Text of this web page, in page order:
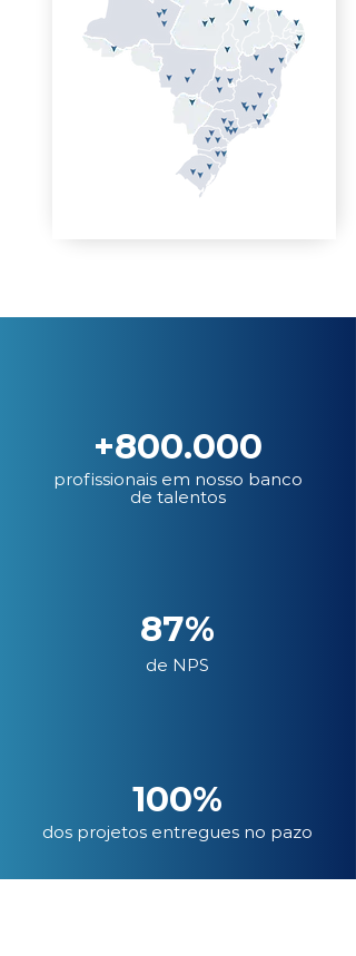
+800.000
profissionais em nosso banco
de talentos
87%
de NPS
100%
dos projetos entregues no pazo